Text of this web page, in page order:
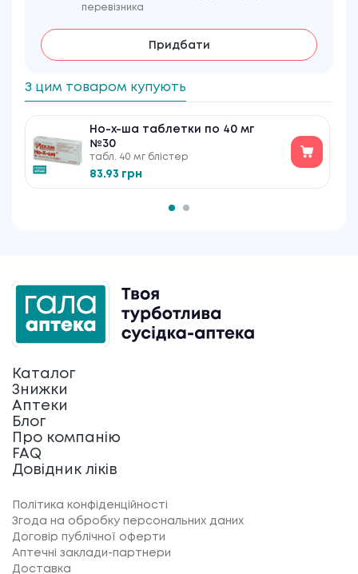
перевізника
Придбати
З цим товаром купують
Но-х-ша таблетки по 40 мг
№30
табл. 40 мг блістер
83.93 грн
Каталог
Знижки
Аптеки
Блог
Про компанію
FAQ
Довідник ліків
Політика конфіденційності
Згода на обробку персональних даних
Договір публічної оферти
Аптечні заклади-партнери
Доставка